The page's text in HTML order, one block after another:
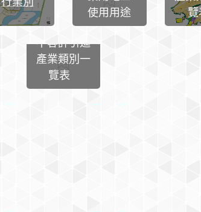
使用用途
雲林斗六工
業區
不容許引進
產業類別一
覽表